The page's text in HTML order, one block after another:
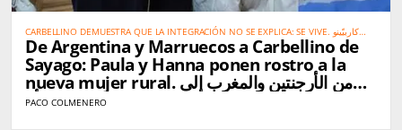
CARBELLINO DEMUESTRA QUE LA INTEGRACIÓN NO SE EXPLICA: SE VIVE. كاربيّينو
تُثبت أن الاندماج الحقيقي لا يحتاج إلى شرح… بل يُعاش
De Argentina y Marruecos a Carbellino de
Sayago: Paula y Hanna ponen rostro a la
nueva mujer rural. من الأرجنتين والمغرب إلى
كاربيّينو دي ساياغو: باولا وهناء تجسّدان صورة المرأة
PACO COLMENERO